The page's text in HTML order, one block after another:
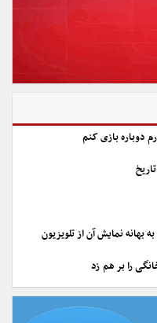
دوباره بازی کنم
بهانه نمایش آن از تلویزیون
را بر هم زد